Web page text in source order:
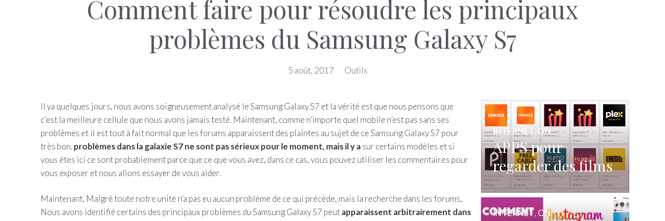
Comment faire pour résoudre les principaux
problèmes du Samsung Galaxy S7
5 août, 2017 Outils
Il ya quelques jours, nous avons soigneusement analysé le Samsung Galaxy S7 et la vérité est que nous pensons que
c’est la meilleure cellule que nous avons jamais testé. Maintenant, comme n’importe quel mobile n’est pas sans ses
problèmes et il est tout à fait normal que les forums apparaissent des plaintes au sujet de ce Samsung Galaxy S7 pour
très bon.problèmes dans la galaxie S7 ne sont pas sérieux pour le moment, mais il y asur certains modèles et si
vous êtes ici ce sont probablement parce que ce que vous avez, dans ce cas, vous pouvez utiliser les commentaires pour
vous exposer et nous allons essayer de vous aider.
Maintenant, Malgré toute notre unité n’a pas eu aucun problème de ce qui précède, mais la recherche dans les forums,
Nous avons identifié certains des principaux problèmes du Samsung Galaxy S7 peutapparaissent arbitrairement dans
APPS pour
regarder des films
et des séries
gratuitement
INTERNET ON
INTERNET, ON